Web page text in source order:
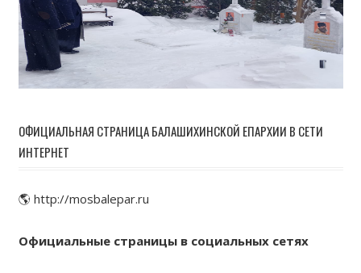
ОФИЦИАЛЬНАЯ СТРАНИЦА БАЛАШИХИНСКОЙ ЕПАРХИИ В СЕТИ
ИНТЕРНЕТ
🌎 http://mosbalepar.ru
Официальные страницы в социальных сетях